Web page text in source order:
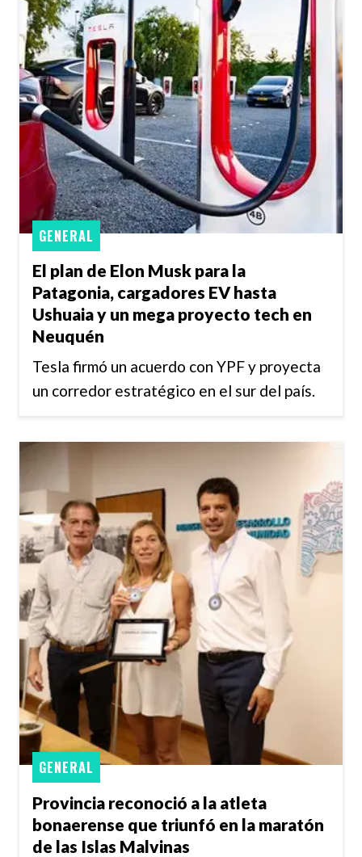
El plan de Elon Musk para la
Patagonia, cargadores EV hasta
Ushuaia y un mega proyecto tech en
Neuquén
GENERAL
Tesla firmó un acuerdo con YPF y proyecta
un corredor estratégico en el sur del país.
Provincia reconoció a la atleta
bonaerense que triunfó en la maratón
de las Islas Malvinas
GENERAL